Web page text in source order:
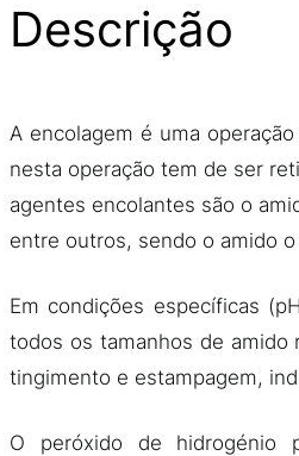
Descrição
A encolagem é uma
nesta operação tem de ser
agentes encolantes são o
entre outros, sendo o amido
Em condições específicas
todos os tamanhos de amido
tingimento e estampagem,
O peróxido de hidrogénio